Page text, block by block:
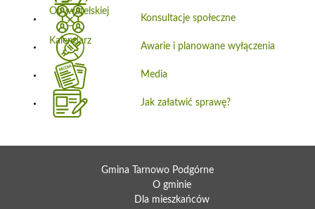
Konsultacje społeczne
Awarie i planowane wyłączenia
Media
Jak załatwić sprawę?
Gmina Tarnowo Podgórne
O gminie
Dla mieszkańców